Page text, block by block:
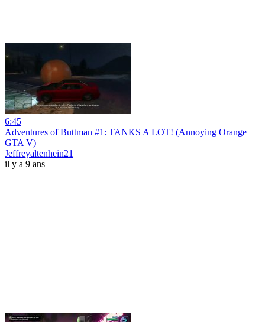
6:45
Adventures of Buttman #1: TANKS A LOT! (Annoying Orange
GTA V)
Jeffreyaltenhein21
il y a 9 ans